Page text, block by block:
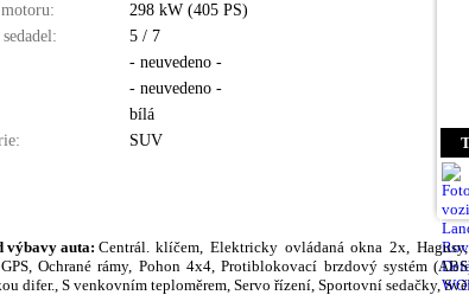
298 kW (405 PS)
5 / 7
- neuvedeno -
- neuvedeno -
bílá
SUV
výbavy auta: Centrál. klíčem, Elektricky ovládaná okna 2x,
Ochrané rámy, Pohon 4x4, Protiblokovací brzdový systém
difer., S venkovním teploměrem, Servo řízení, Sportovní sedačky,